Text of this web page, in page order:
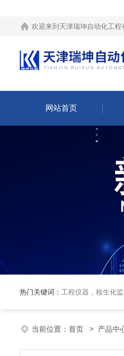
欢迎来到 天津瑞坤自动化工程
网站首页
热门关键词： 工程仪器，核生化
当前位置： 首页 > 产品中